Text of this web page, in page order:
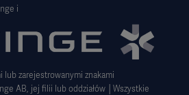
strony internetowej
korzystania z witryny
z GDPR
i
lub zarejestrowanymi znakami
AB, jej filii lub oddziałów │Wszystkie